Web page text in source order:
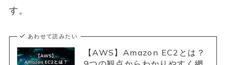
す。
あわせて読みたい
【AWS】Amazon EC2とは？